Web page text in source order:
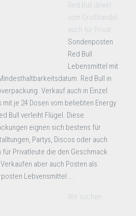
Red Bull direkt
vom Großhandel
auch für Privat
Sondenposten
Red Bull
Lebensmittel mit
Red Bull in
Verkauf auch in Einzel
mit je 24 Dosen vom beliebten Energy
Bull verleiht Flügel. Diese
eignen sich bestens für
Partys, Discos oder auch
für Privatleute die den Geschmack
aber auch Posten als
Lebvensmittel ...
Wir suchen